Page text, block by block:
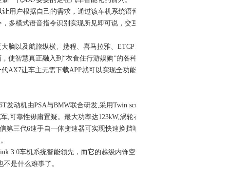
户根据自己的需求，通过该车机系统语音
多模式语音指令识别实现所见即可说，交互更
以及航旅纵横、携程、喜马拉雅、ETCP、
使智慧真正融入到“衣食住行游娱购”的各种生
AX7让车主无需下载APP就可以实现全功能应
动机由PSA与BMW联合研发,采用Twin scroll
,可靠性毋庸置疑。最大功率达123kW,涡轮在
第三代6速手自一体变速器可实现快速换挡响
3.0车机系统智能领先，而它的越级内饰空间
是什么难事了。